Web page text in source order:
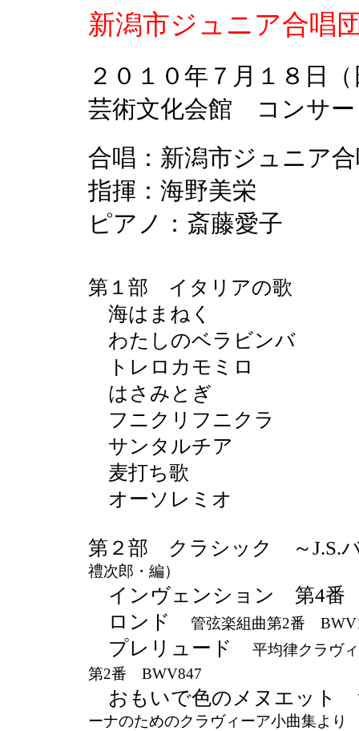
新潟市ジュニア合唱
２０１０年７月１８
芸術文化会館 コンサー
合唱：新潟市ジュニア
指揮：海野美栄
ピアノ：斎藤愛子
第１部 イタリアの歌
海はまねく
わたしのベラビンバ
トレロカモミロ
はさみとぎ
フニクリフニクラ
サンタルチア
麦打ち歌
オーソレミオ
第２部 クラシック ～J.S.
禮次郎・編）
インヴェンション 第4番
ロンド
管弦楽組曲第2番
プレリュード
平均律クラヴ
第2番 BWV847
おもいで色のメヌエット
ーナのためのクラヴィーア小曲集よ